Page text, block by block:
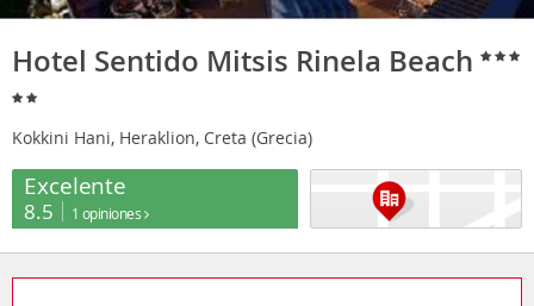
Hotel Sentido Mitsis Rinela Beach
Kokkini Hani, Heraklion, Creta (Grecia)
Excelente
8.5 1 opiniones